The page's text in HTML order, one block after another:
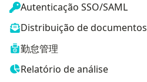
Autenticação SSO/SAML
Distribuição de documentos
勤怠管理
Relatório de análise